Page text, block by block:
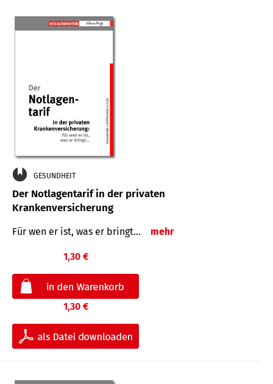
GESUNDHEIT
Der Notlagentarif in der privaten
Krankenversicherung
Für wen er ist, was er bringt… mehr
1,30 €
1,30 €